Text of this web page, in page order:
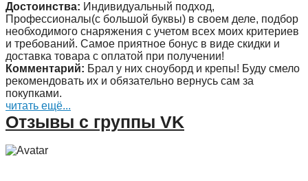
Достоинства: Индивидуальный подход,
Профессионалы(с большой буквы) в своем деле, подбор
необходимого снаряжения с учетом всех моих критериев
и требований. Самое приятное бонус в виде скидки и
доставка товара с оплатой при получении!
Комментарий: Брал у них сноуборд и крепы! Буду смело
рекомендовать их и обязательно вернусь сам за
покупками.
читать ещё...
Отзывы с группы VK